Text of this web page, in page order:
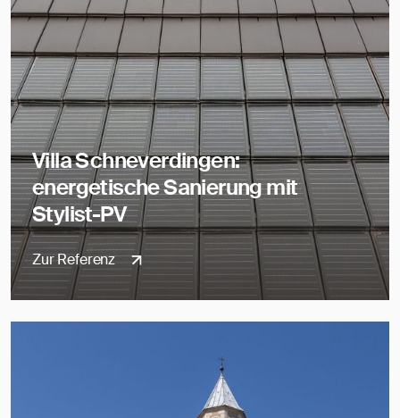
Villa Schneverdingen:
energetische Sanierung mit
Stylist-PV
Zur Referenz